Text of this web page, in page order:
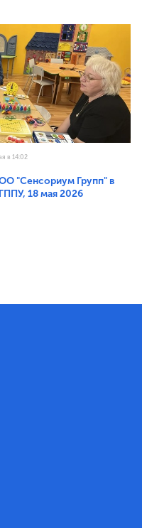
в 14:02
"Сенсориум Групп" в
18 мая 2026